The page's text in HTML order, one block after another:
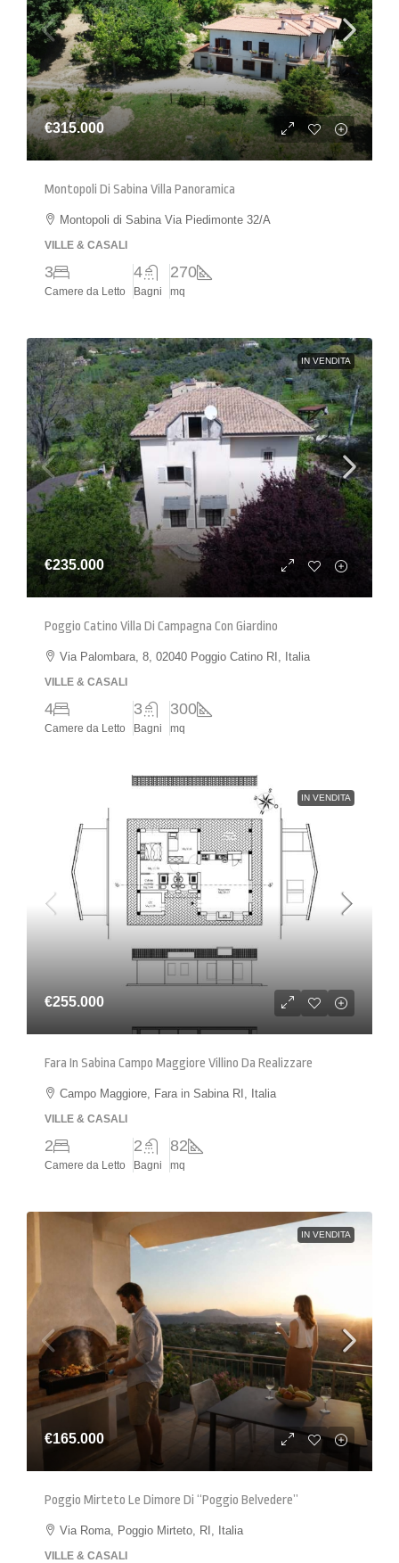
€315.000
Montopoli Di Sabina Villa Panoramica
Montopoli di Sabina Via Piedimonte 32/A
VILLE & CASALI
3
Camere da Letto
4
Bagni
270
mq
IN VENDITA
€235.000
Poggio Catino Villa Di Campagna Con Giardino
Via Palombara, 8, 02040 Poggio Catino RI, Italia
VILLE & CASALI
4
Camere da Letto
3
Bagni
300
mq
IN VENDITA
€255.000
Fara In Sabina Campo Maggiore Villino Da Realizzare
Campo Maggiore, Fara in Sabina RI, Italia
VILLE & CASALI
2
Camere da Letto
2
Bagni
82
mq
IN VENDITA
€165.000
Poggio Mirteto Le Dimore Di “Poggio Belvedere”
Via Roma, Poggio Mirteto, RI, Italia
VILLE & CASALI